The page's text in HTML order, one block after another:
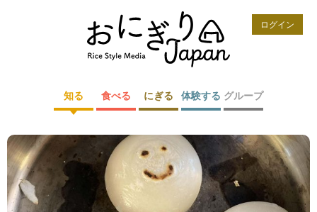
ログイン
知る 食べる にぎる 体験する グループ